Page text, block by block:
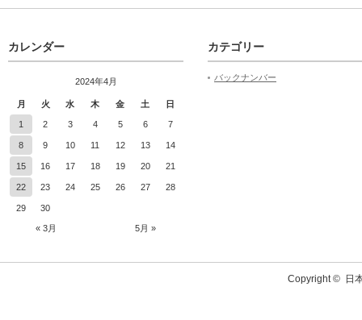
カレンダー
2024年4月
月 火 水 木 金 土 日
« 3月 5月 »
1 2 3 4 5 6 7
8 9 10 11 12 13 14
15 16 17 18 19 20 21
22 23 24 25 26 27 28
29 30
カテゴリー
バックナンバー
Copyright © 日